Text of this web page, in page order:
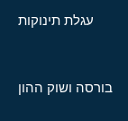
עגלת תינוקות
בורסה ושוק ההון